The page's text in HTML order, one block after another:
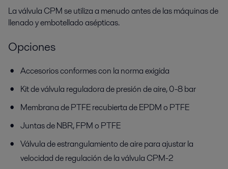
La válvula CPM se utiliza a menudo antes de las máquinas de
llenado y embotellado asépticas.
Opciones
Accesorios conformes con la norma exigida
Kit de válvula reguladora de presión de aire, 0-8 bar
Membrana de PTFE recubierta de EPDM o PTFE
Juntas de NBR, FPM o PTFE
Válvula de estrangulamiento de aire para ajustar la
velocidad de regulación de la válvula CPM-2